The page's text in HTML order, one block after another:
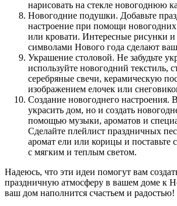
нарисовать на стекле новогоднюю
Новогодние подушки. Добавьте
настроение при помощи
или кровати. Интересные рисунки
символами Нового года сделают
Украшение столовой. Не забудьте
используйте новогодний текстиль,
серебряные свечи, керамическую
изображением елочек или
Создание новогоднего настроения.
украсить дом, но и создать
помощью музыки, ароматов и
Сделайте плейлист праздничных
аромат ели или корицы и поставьте
с мягким и теплым светом.
Надеюсь, что эти идеи помогут вам
праздничную атмосферу в вашем доме к
ваш дом наполнится счастьем и радостью!